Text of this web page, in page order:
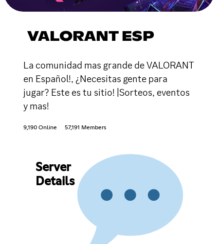
VALORANT ESP
La comunidad mas grande de VALORANT
en Español!, ¿Necesitas gente para
jugar? Este es tu sitio! |Sorteos, eventos
y mas!
9,190 Online 57,191 Members
Server
Details